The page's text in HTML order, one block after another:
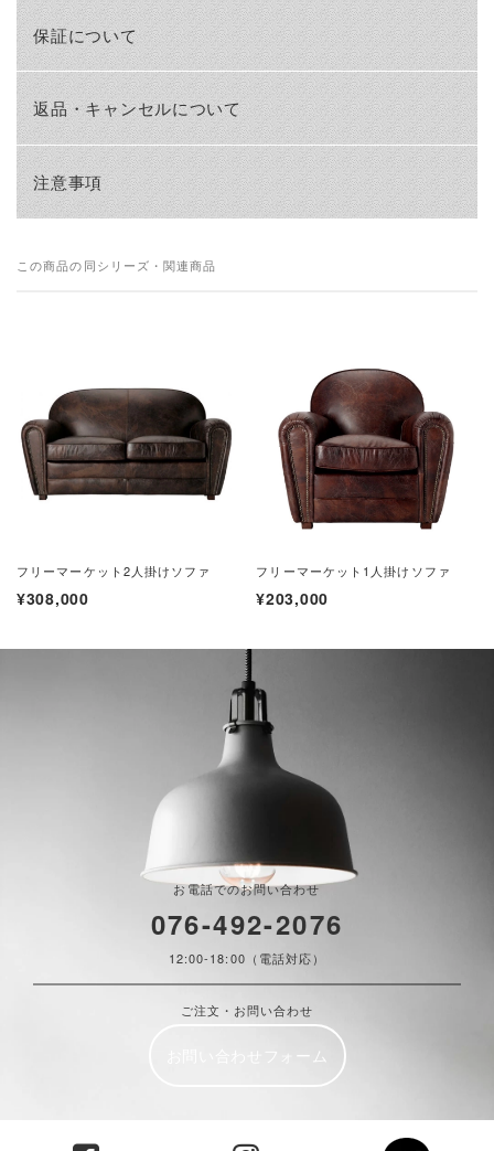
保証について
返品・キャンセルについて
注意事項
この商品の同シリーズ・関連商品
フリーマーケット2人掛けソファ
¥308,000
フリーマーケット1人掛けソファ
¥203,000
お電話でのお問い合わせ
076-492-2076
12:00-18:00（電話対応）
ご注文・お問い合わせ
お問い合わせフォーム